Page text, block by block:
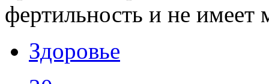
фертильность и не имеет
Здоровье